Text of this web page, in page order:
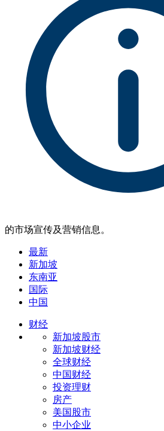
的市场宣传及营销信息。
最新
新加坡
东南亚
国际
中国
财经
新加坡股市
新加坡财经
全球财经
中国财经
投资理财
房产
美国股市
中小企业